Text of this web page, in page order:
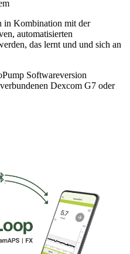
in Kombination mit der
automatisierten
das lernt und und sich an
Softwareversion
Dexcom G7 oder